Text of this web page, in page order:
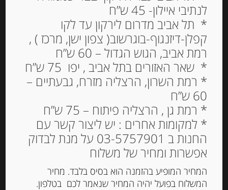
נוגט קראנצ’י מסורתי
משקדי מרקונה
₪ 55.00
מחיר ל 100 גרם: 36.67 ש"ח
לנתיבי איילון- 45 ש”ח
* תל אביב מדרום לירקון עד לקו
קפלן-דיזנגוף-בוגרשוב( צפון ישן, מרכז ) ,
רמת אביב, הגוש הגדול – 60 ש”ח
* שאר האזורים בתל אביב , יפו 75 ש”ח
* רמת השרון, הרצליה מזרח, גבעתיים –
60 ש”ח
* רמת גן , הרצליה פיתוח – 75 ש”ח
* למקומות אחרים : יש ליצור קשר עם
החנות ב 03-5757901 על מנת לבדוק
אפשרות ומחיר של משלוח
המחיר המופיע בהזמנה הוא בסיס בלבד. מחיר
המשלוח בפועל יהיה המחיר שנאמר לכם בטלפון.